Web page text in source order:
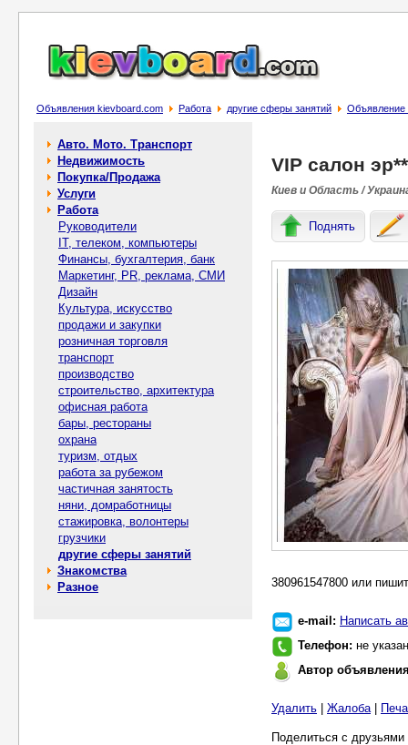
Объявления kievboard.com Работа другие сферы занятий Объявление
Авто. Мото. Транспорт
Недвижимость
Покупка/Продажа
Услуги
Работа
Руководители
IT, телеком, компьютеры
Финансы, бухгалтерия, банк
Маркетинг, PR, реклама, СМИ
Дизайн
Культура, искусство
продажи и закупки
розничная торговля
транспорт
производство
строительство, архитектура
офисная работа
бары, рестораны
охрана
туризм, отдых
работа за рубежом
частичная занятость
няни, домработницы
стажировка, волонтеры
грузчики
другие сферы занятий
Знакомства
Разное
VIP салон
Киев и Область /
Поднять
380961547800 или
e-mail: Написать
Телефон: не указан
Автор
Удалить Жалоба|
Поделиться с